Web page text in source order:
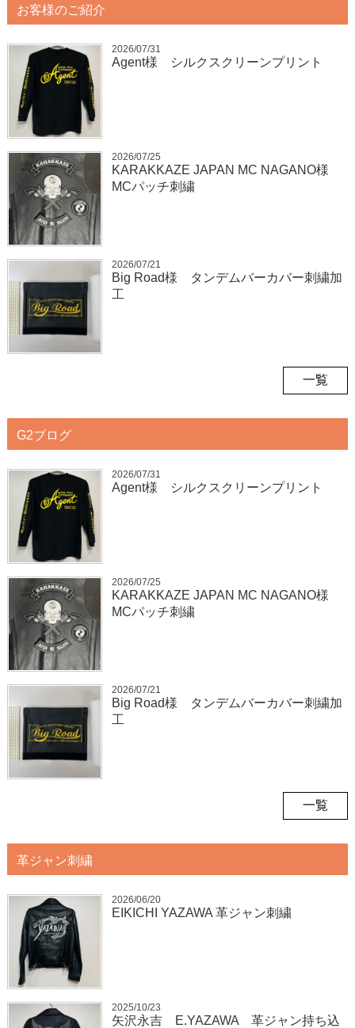
お客様のご紹介
2026/07/31
Agent様 シルクスクリーンプリント
2026/07/25
KARAKKAZE JAPAN MC NAGANO様
MCパッチ刺繍
2026/07/21
Big Road様 タンデムバーカバー刺繍加
工
一覧
G2ブログ
2026/07/31
Agent様 シルクスクリーンプリント
2026/07/25
KARAKKAZE JAPAN MC NAGANO様
MCパッチ刺繍
2026/07/21
Big Road様 タンデムバーカバー刺繍加
工
一覧
革ジャン刺繍
2026/06/20
EIKICHI YAZAWA 革ジャン刺繍
2025/10/23
矢沢永吉 E.YAZAWA 革ジャン持ち込